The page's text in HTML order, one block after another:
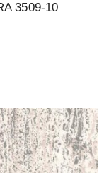
3509-10